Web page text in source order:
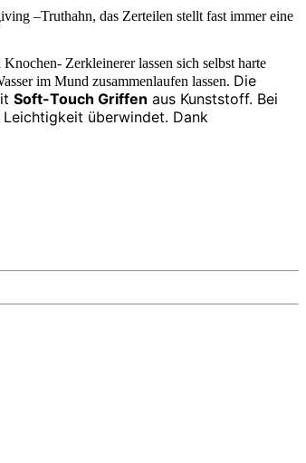
–Truthahn, das Zerteilen stellt fast immer eine
Zerkleinerer lassen sich selbst harte
im Mund zusammenlaufen lassen. Die
Soft-Touch Griffen aus Kunststoff. Bei
überwindet. Dank